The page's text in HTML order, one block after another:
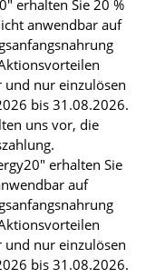
erhalten Sie 20 %
anwendbar auf
und nur einzulösen
bis 31.08.2026.
uns vor, die
erhalten Sie
auf
und nur einzulösen
bis 31.08.2026.